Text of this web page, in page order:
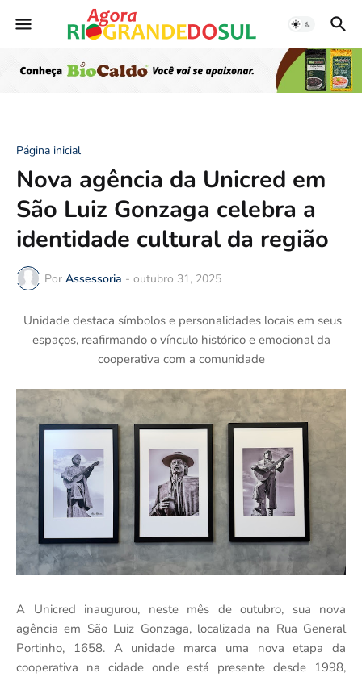
Página inicial
Nova agência da Unicred em
São Luiz Gonzaga celebra a
identidade cultural da região
Por Assessoria - outubro 31, 2025
Unidade destaca símbolos e personalidades locais em seus
espaços, reafirmando o vínculo histórico e emocional da
cooperativa com a comunidade
A Unicred inaugurou, neste mês de outubro, sua nova
agência em São Luiz Gonzaga, localizada na Rua General
Portinho, 1658. A unidade marca uma nova etapa da
cooperativa na cidade onde está presente desde 1998,